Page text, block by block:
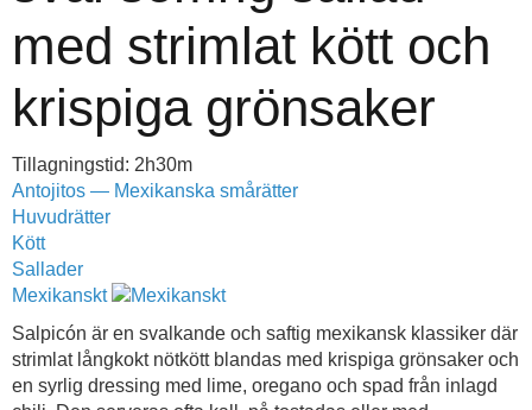
med strimlat kött och
krispiga grönsaker
Tillagningstid: 2h30m
Antojitos — Mexikanska smårätter
Huvudrätter
Kött
Sallader
Mexikanskt
Salpicón är en svalkande och saftig mexikansk klassiker där
strimlat långkokt nötkött blandas med krispiga grönsaker och
en syrlig dressing med lime, oregano och spad från inlagd